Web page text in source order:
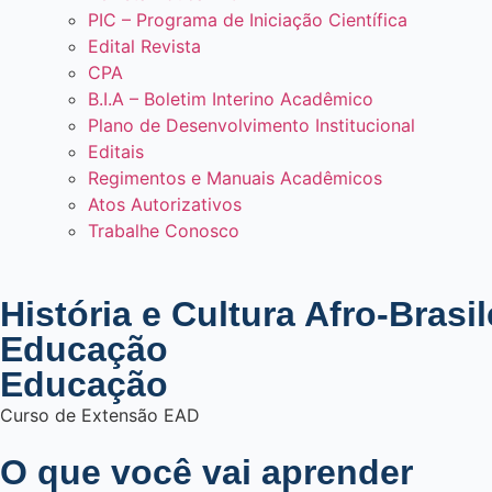
PIC – Programa de Iniciação Científica
Edital Revista
CPA
B.I.A – Boletim Interino Acadêmico
Plano de Desenvolvimento Institucional
Editais
Regimentos e Manuais Acadêmicos
Atos Autorizativos
Trabalhe Conosco
História e Cultura Afro-
Educação
Educação
Curso de Extensão EAD
O que você vai aprender